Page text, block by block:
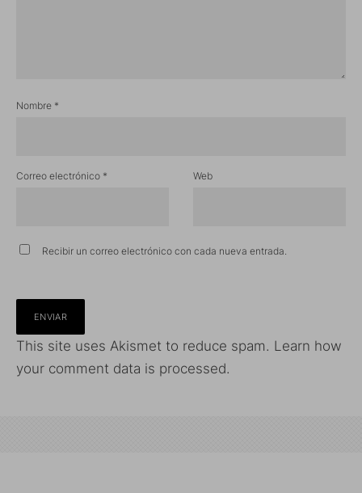
Nombre *
Correo electrónico * Web
Recibir un correo electrónico con cada nueva entrada.
This site uses Akismet to reduce spam. Learn how
your comment data is processed.